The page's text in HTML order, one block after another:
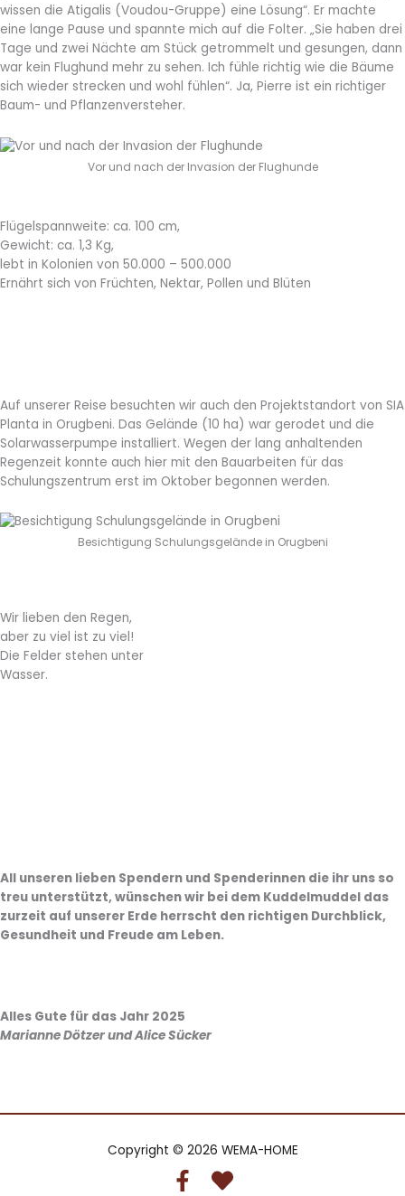
wissen die Atigalis (Voudou-Gruppe) eine Lösung“. Er machte
eine lange Pause und spannte mich auf die Folter. „Sie haben drei
Tage und zwei Nächte am Stück getrommelt und gesungen, dann
war kein Flughund mehr zu sehen. Ich fühle richtig wie die Bäume
sich wieder strecken und wohl fühlen“. Ja, Pierre ist ein richtiger
Baum- und Pflanzenversteher.
Vor und nach der Invasion der Flughunde
Flügelspannweite: ca. 100 cm,
Gewicht: ca. 1,3 Kg,
lebt in Kolonien von 50.000 – 500.000
Ernährt sich von Früchten, Nektar, Pollen und Blüten
Auf unserer Reise besuchten wir auch den Projektstandort von SIA
Planta in Orugbeni. Das Gelände (10 ha) war gerodet und die
Solarwasserpumpe installiert. Wegen der lang anhaltenden
Regenzeit konnte auch hier mit den Bauarbeiten für das
Schulungszentrum erst im Oktober begonnen werden.
Besichtigung Schulungsgelände in Orugbeni
Wir lieben den Regen,
aber zu viel ist zu viel!
Die Felder stehen unter
Wasser.
All unseren lieben Spendern und Spenderinnen die ihr uns so
treu unterstützt, wünschen wir bei dem Kuddelmuddel das
zurzeit auf unserer Erde herrscht den richtigen Durchblick,
Gesundheit und Freude am Leben.
Alles Gute für das Jahr 2025
Marianne Dötzer und Alice Sücker
Copyright © 2026 WEMA-HOME